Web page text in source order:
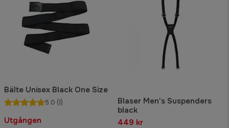
Bälte Unisex Black One Size
5.0 (1)
Utgången
Blaser Men's Suspenders
black
449 kr